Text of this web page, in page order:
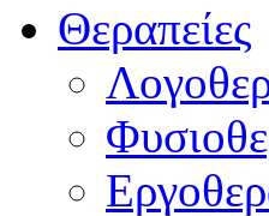
Θεραπείες